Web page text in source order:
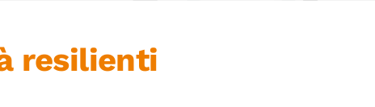
resilienti